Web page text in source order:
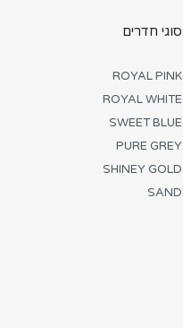
סוגי חדרים
ROYAL PINK
ROYAL WHITE
SWEET BLUE
PURE GREY
SHINEY GOLD
SAND